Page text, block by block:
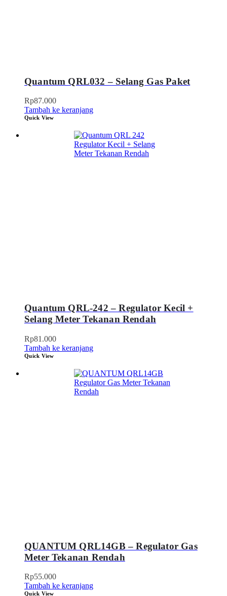
Quantum QRL032 – Selang Gas Paket
Rp87.000
Tambah ke keranjang
Quick View
Quantum QRL-242 – Regulator Kecil +
Selang Meter Tekanan Rendah
Rp81.000
Tambah ke keranjang
Quick View
QUANTUM QRL14GB – Regulator Gas
Meter Tekanan Rendah
Rp55.000
Tambah ke keranjang
Quick View